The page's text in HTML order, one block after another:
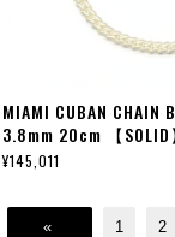
MIAMI CUBAN CHAIN
3.8mm 20cm 【SOLID
¥145,011
« 1 2